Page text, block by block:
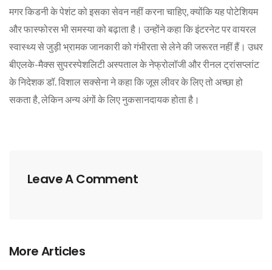
मगर किडनी के पेशंट को इसका सेवन नहीं करना चाहिए, क्योंकि यह पोटेशियम
और फास्फोरस भी समस्या को बढ़ाता है। उन्होंने कहा कि इंटरनेट पर वायरल
स्वास्थ्य से जुड़ी भ्रामक जानकारी को गंभीरता से लेने की जरूरत नहीं हैं। उधर
बीएलके-मैक्स सुपरस्पेशलिटी अस्पताल के नेफ्रोलॉजी और रीनल ट्रांसप्लांट
के निदेशक डॉ. विशाल सक्सेना ने कहा कि जूस लीवर के लिए तो अच्छा हो
सकता है, लेकिन अन्य अंगों के लिए नुकसानदायक होता है।
Leave A Comment
More Articles